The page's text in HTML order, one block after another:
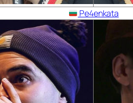
Pe4enkata